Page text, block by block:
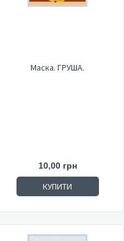
Маска. ГРУША.
10,00 грн
КУПИТИ